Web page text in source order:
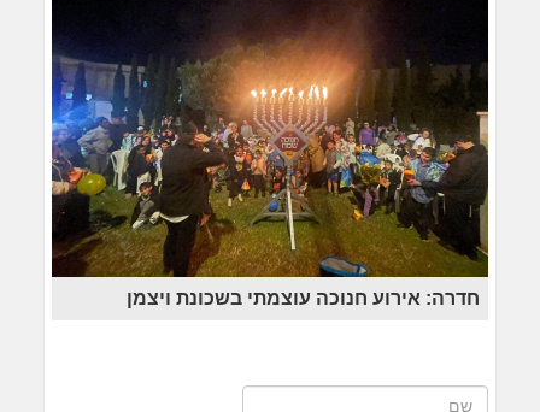
חדרה: אירוע חנוכה עוצמתי בשכונת ויצמן